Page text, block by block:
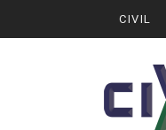
CIVIL